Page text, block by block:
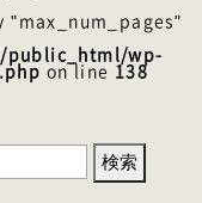
public_html/wp-
on line138